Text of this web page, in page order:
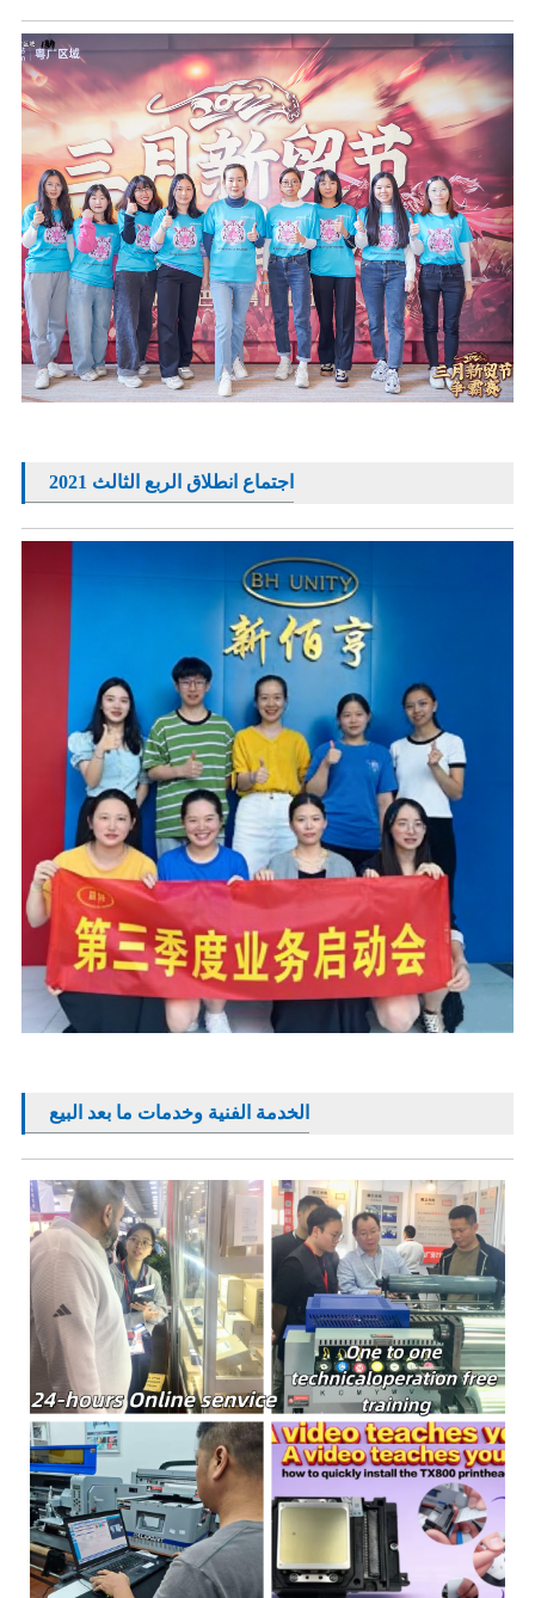
2021 اجتماع انطلاق الربع الثالث
الخدمة الفنية وخدمات ما بعد البيع